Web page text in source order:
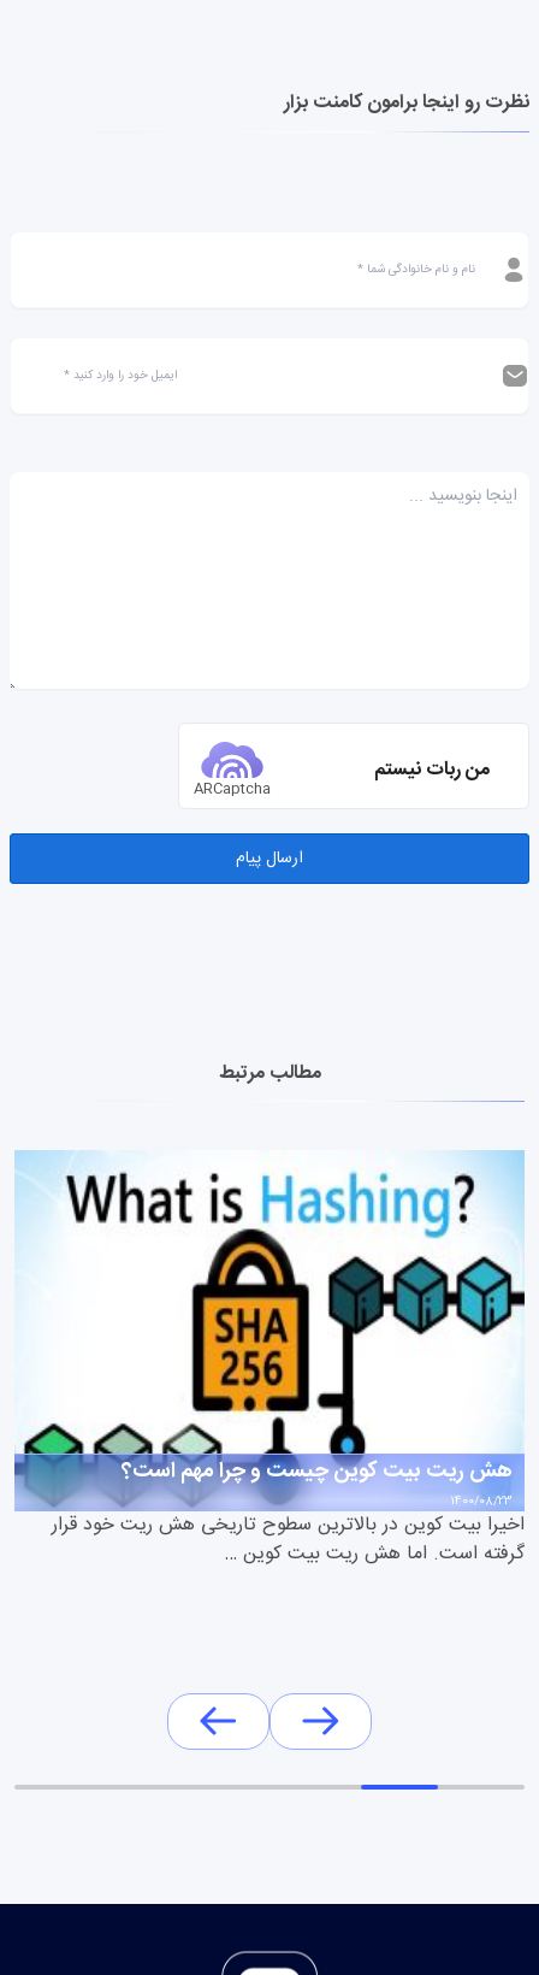
نظرت رو اینجا برامون کامنت بزار
من ربات نیستم
ARCaptcha
مطالب مرتبط
هش ریت بیت کوین چیست و چرا مهم است؟
1400/08/23
اخیرا بیت کوین در بالاترین سطوح تاریخی هش ریت خود قرار
گرفته است. اما هش ریت بیت کوین …